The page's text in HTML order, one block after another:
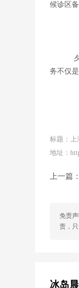
候诊区
务不仅
标题：上
地址：
上一篇：
免责
责，
冰岛